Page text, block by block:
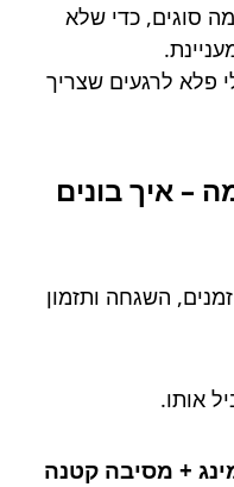
סוגים, כדי שלא
פלא לרגעים שצריך
– איך בונים
השגחה ותזמון
אותו.
+ מסיבה קטנה